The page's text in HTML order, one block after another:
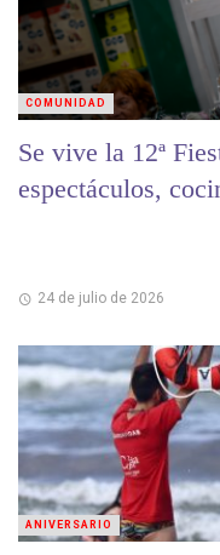
Se vive la 12ª Fiesta del Alfajor Costero con
espectáculos,
24 de julio de 2026
COMUNIDAD
ANIVERSARIO